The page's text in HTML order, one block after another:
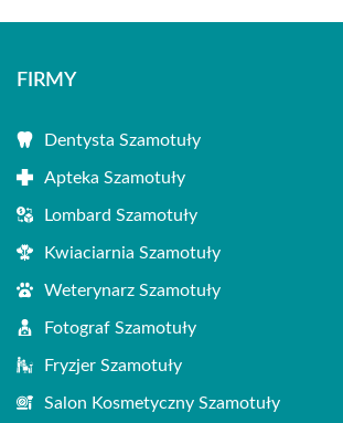
FIRMY
Dentysta Szamotuły
Apteka Szamotuły
Lombard Szamotuły
Kwiaciarnia Szamotuły
Weterynarz Szamotuły
Fotograf Szamotuły
Fryzjer Szamotuły
Salon Kosmetyczny Szamotuły